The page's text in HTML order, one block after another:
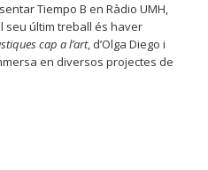
Tiempo B en Ràdio UMH,
seu últim treball és haver
cap a l’art, d’Olga Diego i
en diversos projectes de